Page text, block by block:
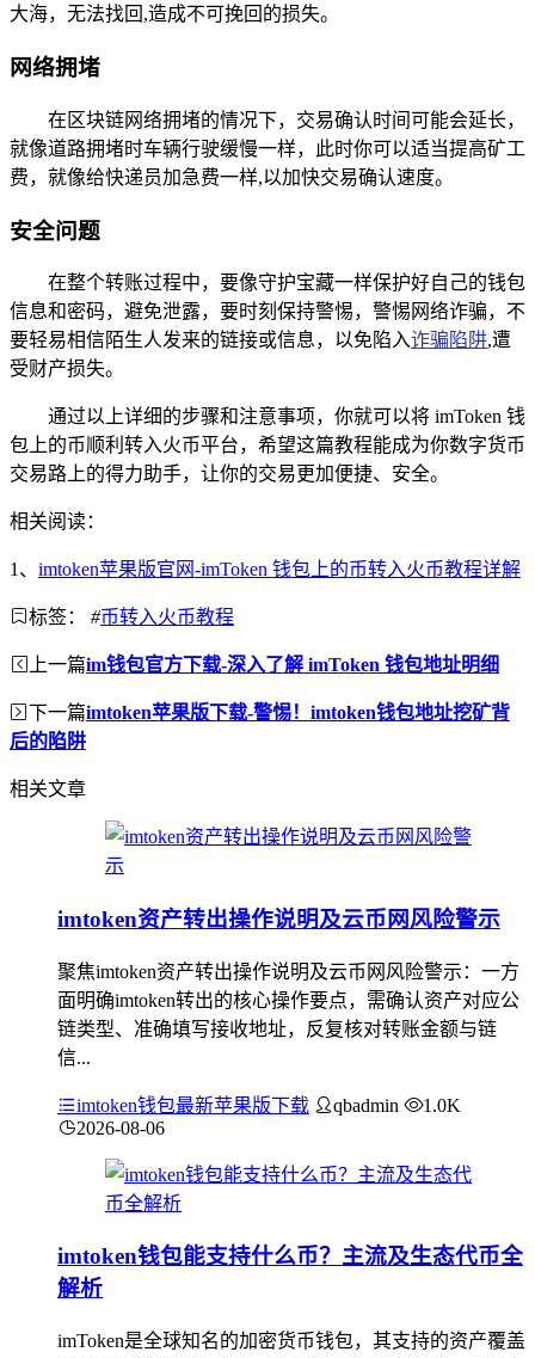
大海，无法找回,造成不可挽回的损失。
网络拥堵
在区块链网络拥堵的情况下，交易确认时间可能会延长，
就像道路拥堵时车辆行驶缓慢一样，此时你可以适当提高矿工
费，就像给快递员加急费一样,以加快交易确认速度。
安全问题
在整个转账过程中，要像守护宝藏一样保护好自己的钱包
信息和密码，避免泄露，要时刻保持警惕，警惕网络诈骗，不
要轻易相信陌生人发来的链接或信息，以免陷入诈骗陷阱,遭
受财产损失。
通过以上详细的步骤和注意事项，你就可以将 imToken 钱
包上的币顺利转入火币平台，希望这篇教程能成为你数字货币
交易路上的得力助手，让你的交易更加便捷、安全。
相关阅读：
1、 imtoken苹果版官网-imToken 钱包上的币转入火币教程详解
标签： #币转入火币教程
上一篇im钱包官方下载-深入了解 imToken 钱包地址明细
下一篇imtoken苹果版下载-警惕！imtoken钱包地址挖矿背
后的陷阱
相关文章
imtoken资产转出操作说明及云币网风险警示
聚焦imtoken资产转出操作说明及云币网风险警示：一方
面明确imtoken转出的核心操作要点，需确认资产对应公
链类型、准确填写接收地址，反复核对转账金额与链
信...
imtoken钱包最新苹果版下载 qbadmin
1.0K
2026-08-06
imtoken钱包能支持什么币？主流及生态代币全
解析
imToken是全球知名的加密货币钱包，其支持的资产覆盖